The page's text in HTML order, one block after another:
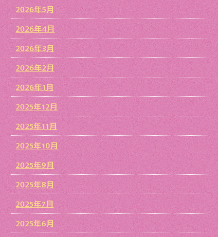
2026年5月
2026年4月
2026年3月
2026年2月
2026年1月
2025年12月
2025年11月
2025年10月
2025年9月
2025年8月
2025年7月
2025年6月